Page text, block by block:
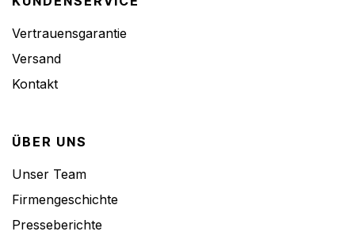
Vertrauensgarantie
Versand
Kontakt
ÜBER UNS
Unser Team
Firmengeschichte
Presseberichte